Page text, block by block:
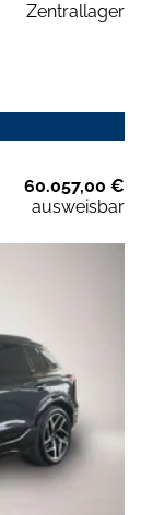
Zentrallager
60.057,00 €
ausweisbar